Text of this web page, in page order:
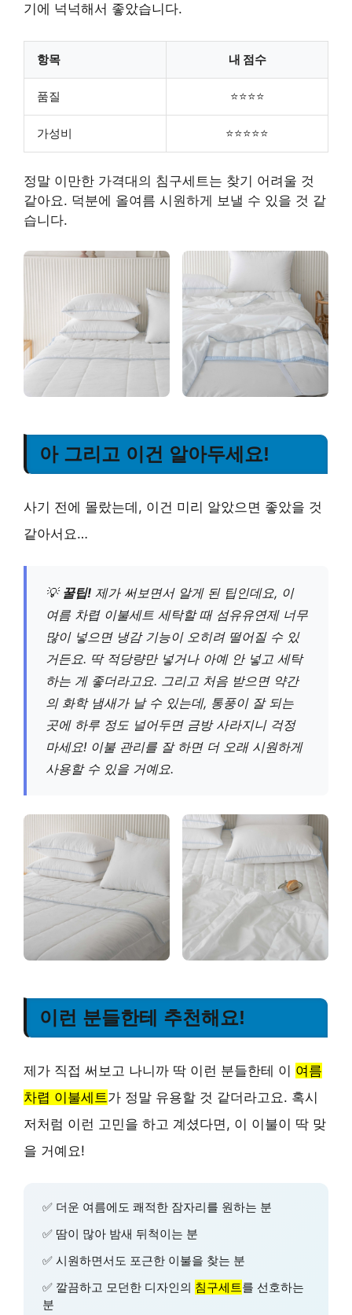
기에 넉넉해서 좋았습니다.
항목 내 점수
품질 ⭐⭐⭐⭐
가성비 ⭐⭐⭐⭐⭐
정말 이만한 가격대의 침구세트는 찾기 어려울 것
같아요. 덕분에 올여름 시원하게 보낼 수 있을 것 같
습니다.
아 그리고 이건 알아두세요!
사기 전에 몰랐는데, 이건 미리 알았으면 좋았을 것
같아서요…
💡 꿀팁! 제가 써보면서 알게 된 팁인데요, 이
여름 차렵 이불세트 세탁할 때 섬유유연제 너무
많이 넣으면 냉감 기능이 오히려 떨어질 수 있
거든요. 딱 적당량만 넣거나 아예 안 넣고 세탁
하는 게 좋더라고요. 그리고 처음 받으면 약간
의 화학 냄새가 날 수 있는데, 통풍이 잘 되는
곳에 하루 정도 널어두면 금방 사라지니 걱정
마세요! 이불 관리를 잘 하면 더 오래 시원하게
사용할 수 있을 거예요.
이런 분들한테 추천해요!
제가 직접 써보고 나니까 딱 이런 분들한테 이 여름
차렵 이불세트 가 정말 유용할 것 같더라고요. 혹시
저처럼 이런 고민을 하고 계셨다면, 이 이불이 딱 맞
을 거예요!
✅ 더운 여름에도 쾌적한 잠자리를 원하는 분
✅ 땀이 많아 밤새 뒤척이는 분
✅ 시원하면서도 포근한 이불을 찾는 분
✅ 깔끔하고 모던한 디자인의 침구세트를 선호하는
분